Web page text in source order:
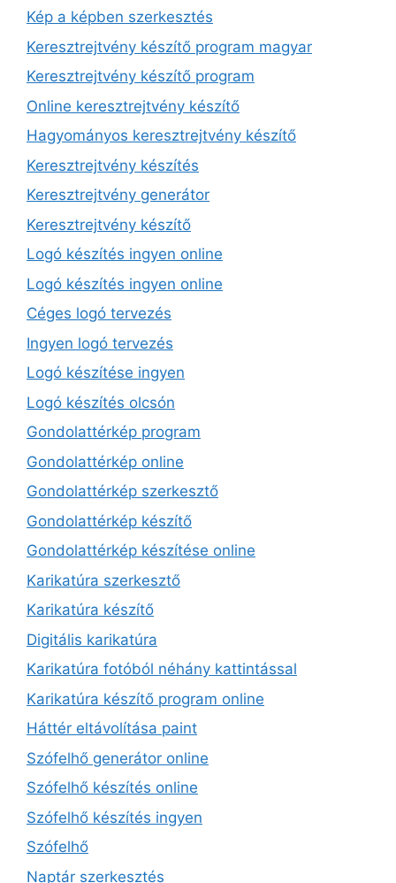
Kép a képben szerkesztés
Keresztrejtvény készítő program magyar
Keresztrejtvény készítő program
Online keresztrejtvény készítő
Hagyományos keresztrejtvény készítő
Keresztrejtvény készítés
Keresztrejtvény generátor
Keresztrejtvény készítő
Logó készítés ingyen online
Logó készítés ingyen online
Céges logó tervezés
Ingyen logó tervezés
Logó készítése ingyen
Logó készítés olcsón
Gondolattérkép program
Gondolattérkép online
Gondolattérkép szerkesztő
Gondolattérkép készítő
Gondolattérkép készítése online
Karikatúra szerkesztő
Karikatúra készítő
Digitális karikatúra
Karikatúra fotóból néhány kattintással
Karikatúra készítő program online
Háttér eltávolítása paint
Szófelhő generátor online
Szófelhő készítés online
Szófelhő készítés ingyen
Szófelhő
Naptár szerkesztés